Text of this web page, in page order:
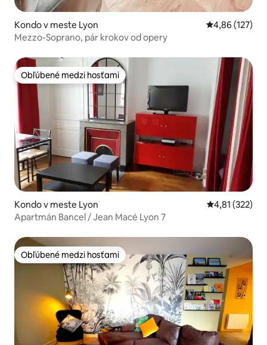
Kondo v meste Lyon Priemerné
4,86 (127)
Mezzo-Soprano, pár krokov od opery
Obľúbené medzi hosťami
Obľúbené medzi hosťami
Kondo v meste Lyon Priemerné
4,81 (322)
Apartmán Bancel / Jean Macé Lyon 7
Obľúbené medzi hosťami
Obľúbené medzi hosťami